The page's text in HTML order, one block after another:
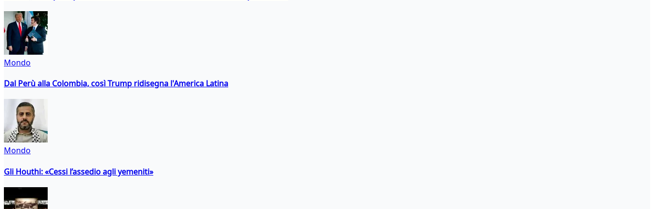
Mondo
Dal Perù alla Colombia, così Trump ridisegna l'America Latina
Mondo
Gli Houthi: «Cessi l’assedio agli yemeniti»